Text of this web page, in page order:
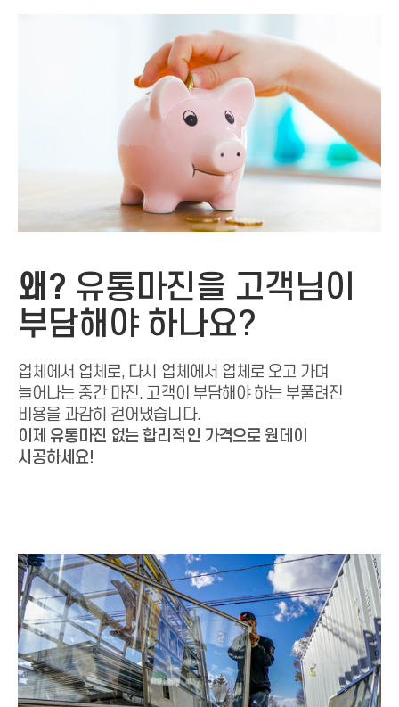
왜? 유통마진을 고객님이
부담해야 하나요?
업체에서 업체로, 다시 업체에서 업체로 오고 가며
늘어나는 중간 마진. 고객이 부담해야 하는부풀려진
비용을 과감히 걷어냈습니다.
이제 유통마진 없는 합리적인 가격으로 원데이
시공하세요!